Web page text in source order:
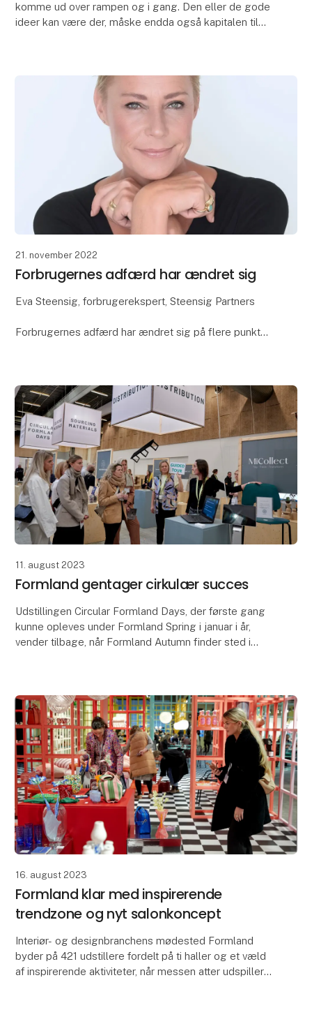
komme ud over rampen og i gang. Den eller de gode
ideer kan være der, måske endda også kapitalen til
21. november 2022
Forbrugernes adfærd har ændret sig
Eva Steensig, forbrugerekspert, Steensig Partners
Forbrugernes adfærd har ændret sig på flere punkter:
11. august 2023
Formland gentager cirkulær succes
Udstillingen Circular Formland Days, der første gang
kunne opleves under Formland Spring i januar i år,
vender tilbage, når Formland Autumn finder sted i
16. august 2023
Formland klar med inspirerende
trendzone og nyt salonkoncept
Interiør- og designbranchens mødested Formland
byder på 421 udstillere fordelt på ti haller og et væld
af inspirerende aktiviteter, når messen atter udspiller